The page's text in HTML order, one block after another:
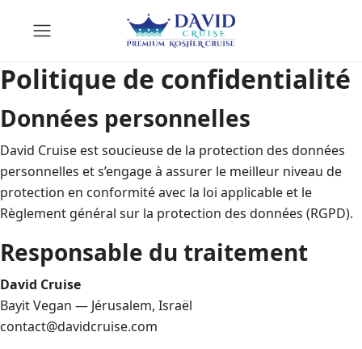
Politique de confidentialité
Données personnelles
David Cruise est soucieuse de la protection des données
personnelles et s’engage à assurer le meilleur niveau de
protection en conformité avec la loi applicable et le
Règlement général sur la protection des données (RGPD).
Responsable du traitement
David Cruise
Bayit Vegan — Jérusalem, Israël
contact@davidcruise.com